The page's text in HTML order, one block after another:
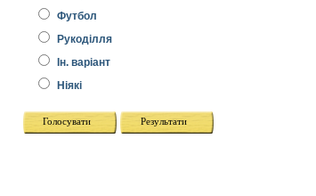
Футбол
Рукоділля
Ін. варіант
Ніякі